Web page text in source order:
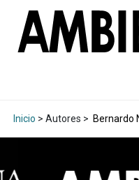
Inicio > Autores > Bernardo